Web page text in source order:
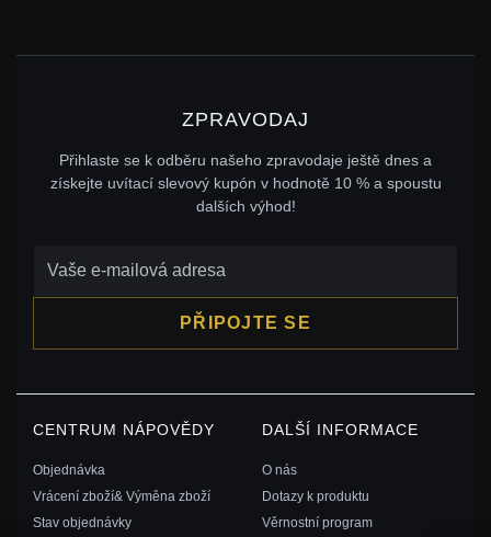
ZPRAVODAJ
Přihlaste se k odběru našeho zpravodaje ještě dnes a
získejte uvítací slevový kupón v hodnotě 10 % a spoustu
dalších výhod!
PŘIPOJTE SE
CENTRUM NÁPOVĚDY
Objednávka
Vrácení zboží& Výměna zboží
Stav objednávky
DALŠÍ INFORMACE
O nás
Dotazy k produktu
Věrnostní program